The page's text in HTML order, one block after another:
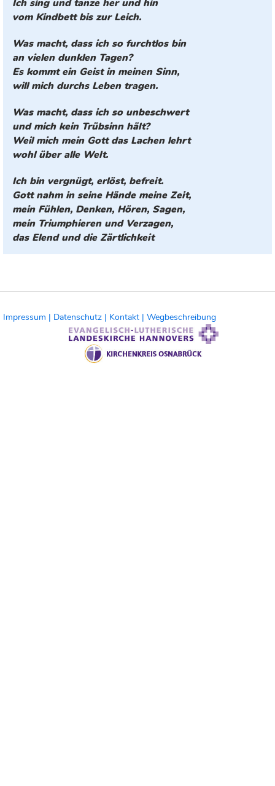
Ich sing und tanze her und hin
vom Kindbett bis zur Leich.
Was macht, dass ich so furchtlos bin
an vielen dunklen Tagen?
Es kommt ein Geist in meinen Sinn,
will mich durchs Leben tragen.
Was macht, dass ich so unbeschwert
und mich kein Trübsinn hält?
Weil mich mein Gott das Lachen lehrt
wohl über alle Welt.
Ich bin vergnügt, erlöst, befreit.
Gott nahm in seine Hände meine Zeit,
mein Fühlen, Denken, Hören, Sagen,
mein Triumphieren und Verzagen,
das Elend und die Zärtlichkeit
Impressum | Datenschutz | Kontakt | Wegbeschreibung